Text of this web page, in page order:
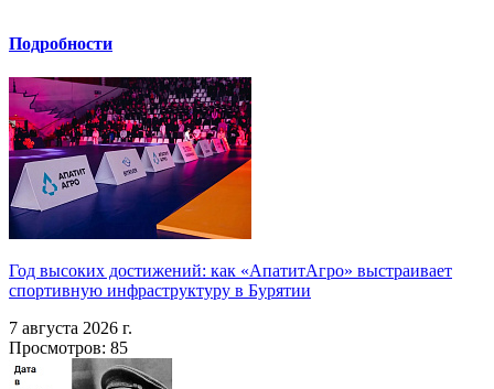
Подробности
Год высоких достижений: как «АпатитАгро» выстраивает
спортивную инфраструктуру в Бурятии
7 августа 2026 г.
Просмотров: 85